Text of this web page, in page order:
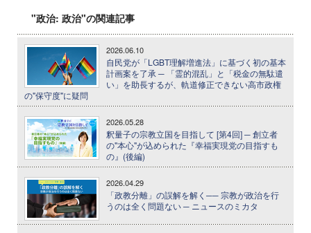
"政治: 政治"の関連記事
2026.06.10
自民党が「LGBT理解増進法」に基づく初の基本
計画案を了承 ─ 「霊的混乱」と「税金の無駄遣
い」を助長するが、軌道修正できない高市政権
の"保守度"に疑問
2026.05.28
釈量子の宗教立国を目指して [第4回] ─ 創立者
の"本心"が込められた『幸福実現党の目指すも
の』(後編)
2026.04.29
「政教分離」の誤解を解く── 宗教が政治を行
うのは全く問題ない ─ ニュースのミカタ